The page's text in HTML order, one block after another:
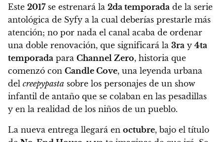
Este 2017se estrenará la 2da temporada de la serie
antológica de Syfy a la cual deberías prestarle más
atención; no por nada el canal acaba de ordenar
una doble renovación, que significará la 3ra y 4ta
temporada para Channel Zero, historia que
comenzó con Candle Cove, una leyenda urbana
del creepypasta sobre los personajes de un show
infantil de antaño que se colaban en las pesadillas
y en la realidad de los niños de un pueblo.
La nueva entrega llegará en octubre, bajo el título